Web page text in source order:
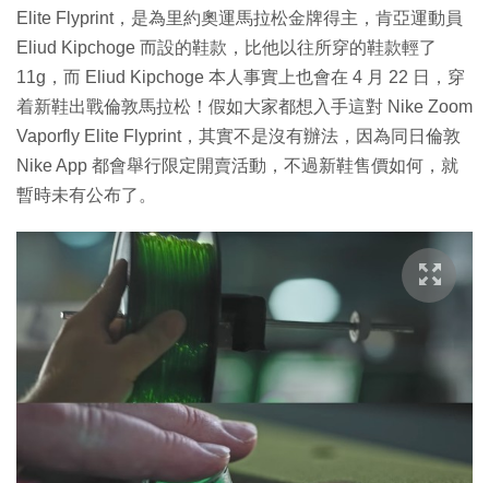
Elite Flyprint，是為里約奧運馬拉松金牌得主，肯亞運動員
Eliud Kipchoge 而設的鞋款，比他以往所穿的鞋款輕了
11g，而 Eliud Kipchoge 本人事實上也會在 4 月 22 日，穿
着新鞋出戰倫敦馬拉松！假如大家都想入手這對 Nike Zoom
Vaporfly Elite Flyprint，其實不是沒有辦法，因為同日倫敦
Nike App 都會舉行限定開賣活動，不過新鞋售價如何，就
暫時未有公布了。